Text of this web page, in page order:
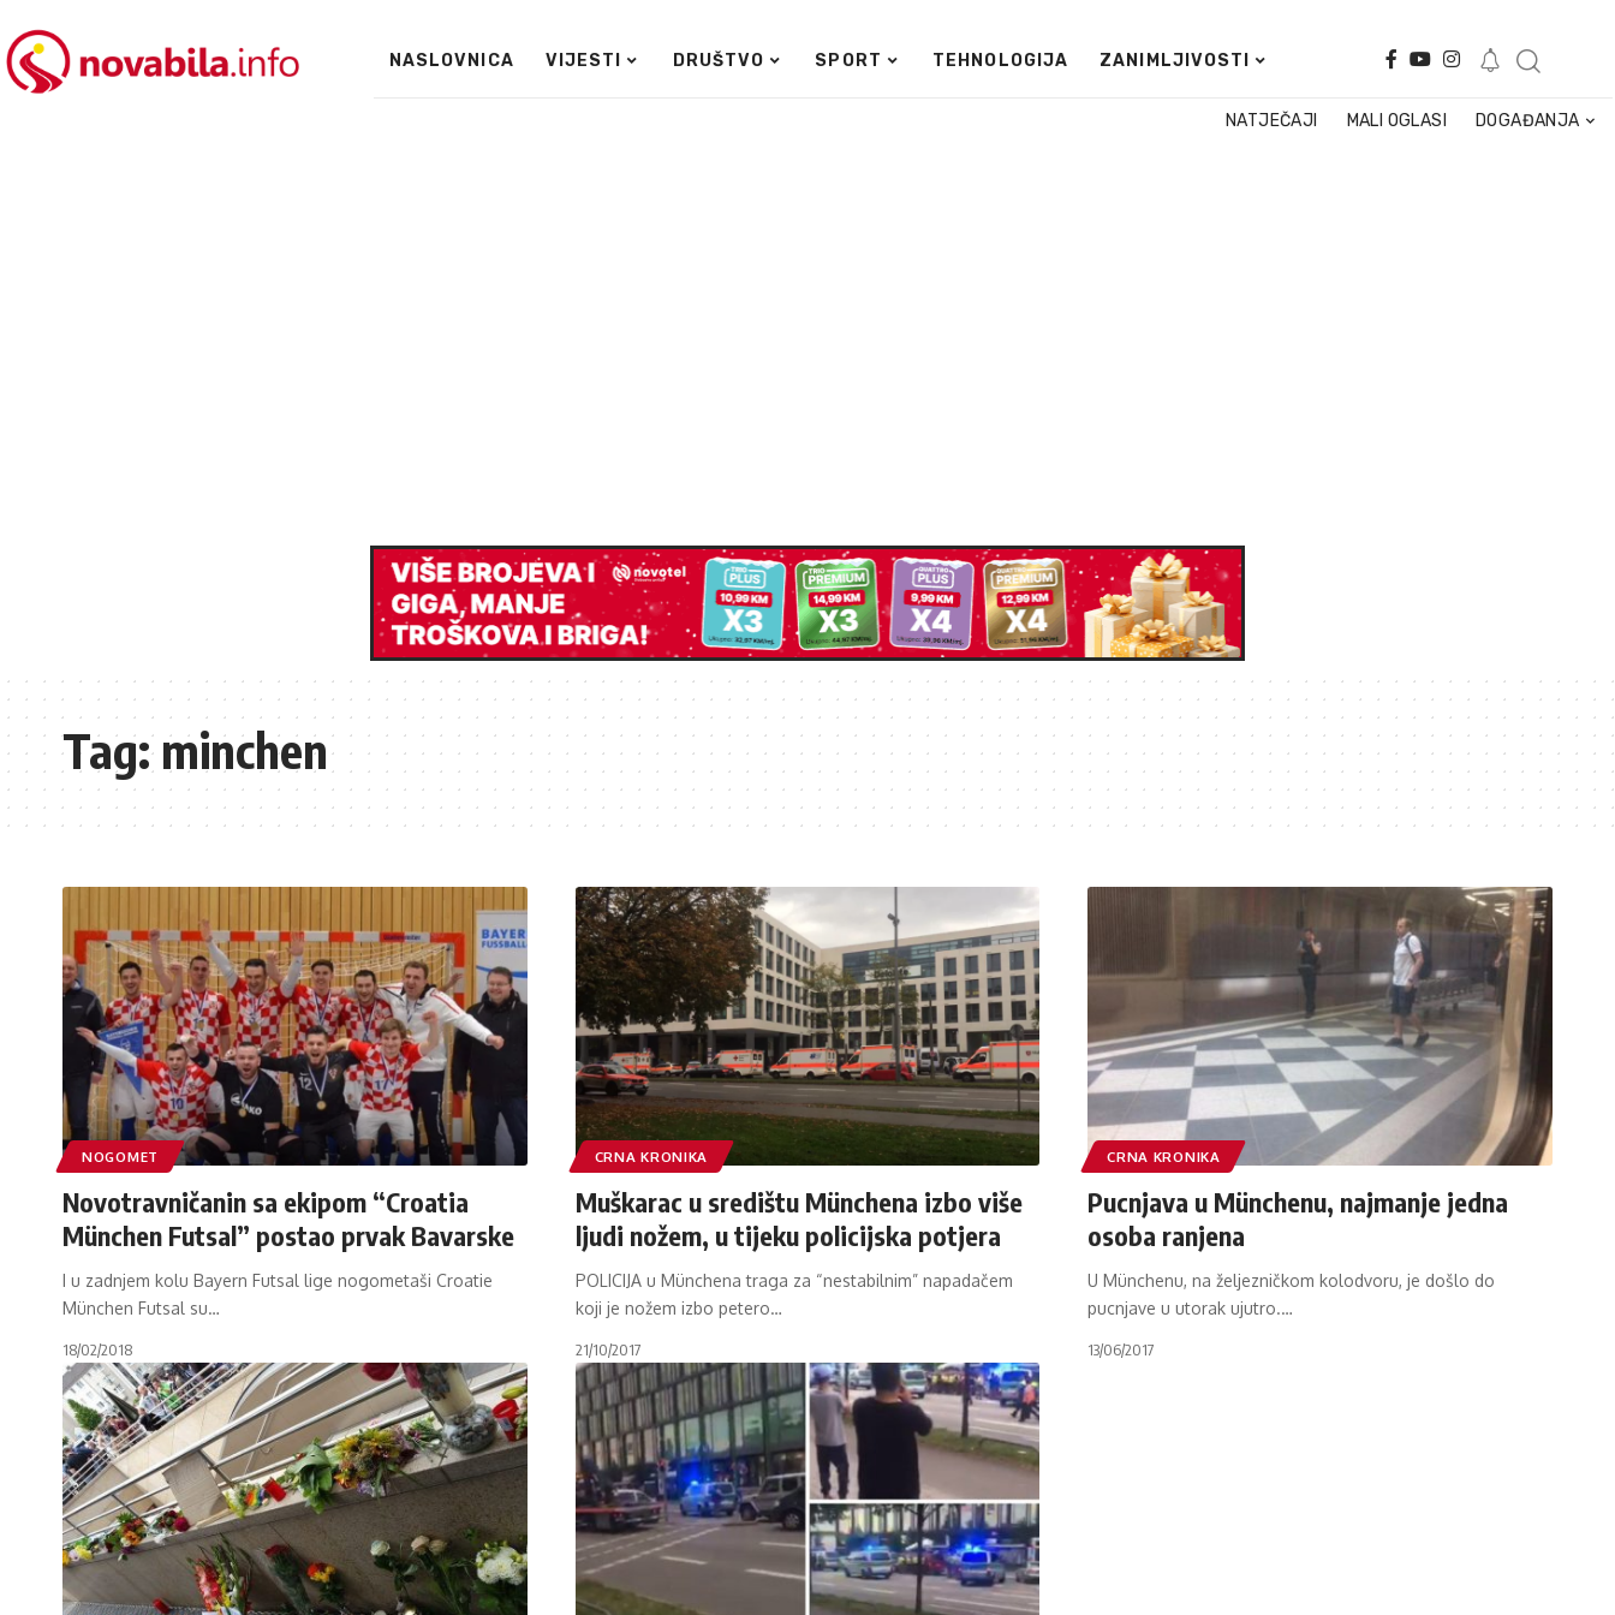
NASLOVNICA VIJESTI DRUŠTVO SPORT TEHNOLOGIJA ZANIMLJIVOSTI
NATJEČAJI MALI OGLASI DOGAĐANJA
Tag:minchen
NOGOMET
Novotravničanin sa ekipom “Croatia
München Futsal” postao prvak Bavarske
I u zadnjem kolu Bayern Futsal lige nogometaši Croatie
München Futsal su…
18/02/2018
CRNA KRONIKA
Muškarac u središtu Münchena izbo više
ljudi nožem, u tijeku policijska potjera
POLICIJA u Münchena traga za “nestabilnim” napadačem
koji je nožem izbo petero…
21/10/2017
CRNA KRONIKA
Pucnjava u Münchenu, najmanje jedna
osoba ranjena
U Münchenu, na željezničkom kolodvoru, je došlo do
pucnjave u utorak ujutro.…
13/06/2017